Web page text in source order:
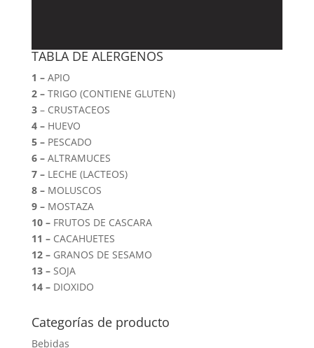
TABLA DE ALERGENOS
1 –APIO
2 –TRIGO (CONTIENE GLUTEN)
3– CRUSTACEOS
4 –HUEVO
5 –PESCADO
6 –ALTRAMUCES
7 –LECHE (LACTEOS)
8 –MOLUSCOS
9 –MOSTAZA
10 –FRUTOS DE CASCARA
11 –CACAHUETES
12 –GRANOS DE SESAMO
13 –SOJA
14 –DIOXIDO
Categorías de producto
Bebidas